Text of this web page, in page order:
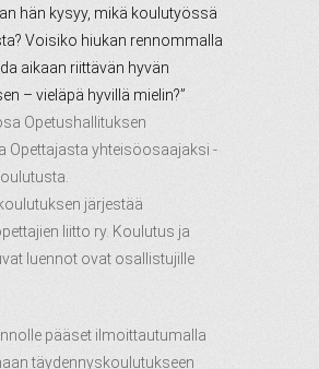
hän kysyy, mikä koulutyössä
Voisiko hiukan rennommalla
aikaan riittävän hyvän
– vieläpä hyvillä mielin?”
Opetushallituksen
Opettajasta yhteisöosaajaksi -
järjestää
liitto ry. Koulutus ja
luennot ovat osallistujille
pääset ilmoittautumalla
täydennyskoulutukseen